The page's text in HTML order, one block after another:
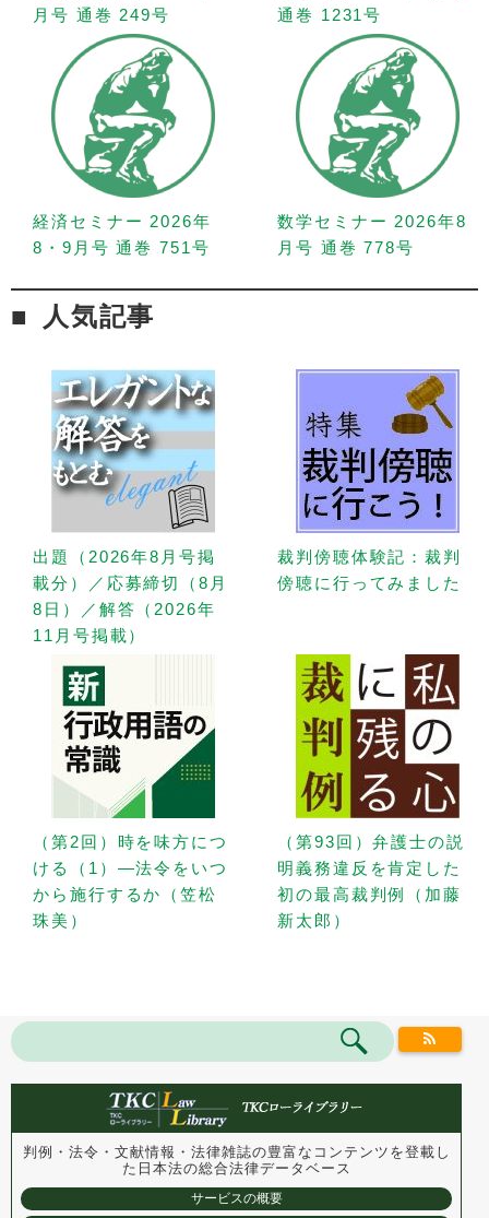
月号 通巻 249号
通巻 1231号
経済セミナー 2026年
8・9月号 通巻 751号
数学セミナー 2026年8
月号 通巻 778号
人気記事
出題（2026年8月号掲
載分）／応募締切（8月
8日）／解答（2026年
11月号掲載）
裁判傍聴体験記：裁判
傍聴に行ってみました
（第2回）時を味方につ
ける（1）—法令をいつ
から施行するか（笠松
珠美）
（第93回）弁護士の説
明義務違反を肯定した
初の最高裁判例（加藤
新太郎）
判例・法令・文献情報・法律雑誌の豊富なコンテンツを登載し
た 日本法の総合法律データベース
サービスの概要